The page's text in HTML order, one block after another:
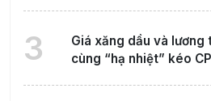
3
Giá xăng dầu và
cùng “hạ nhiệt” kéo